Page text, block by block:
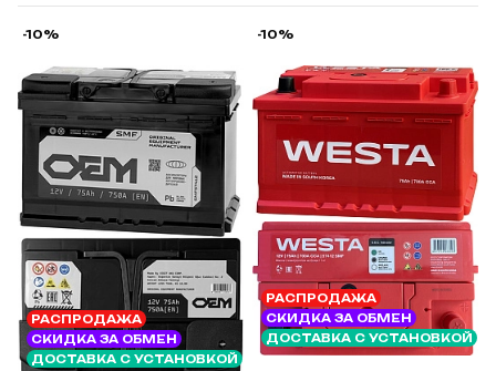
-10%
РАСПРОДАЖА
СКИДКА ЗА ОБМЕН
ДОСТАВКА С УСТАНОВКОЙ
-10%
РАСПРОДАЖА
СКИДКА ЗА ОБМЕН
ДОСТАВКА С УСТАНОВКОЙ